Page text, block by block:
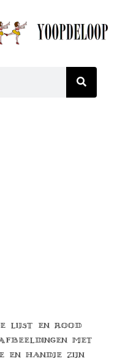
lijst en rood
met
handje zijn